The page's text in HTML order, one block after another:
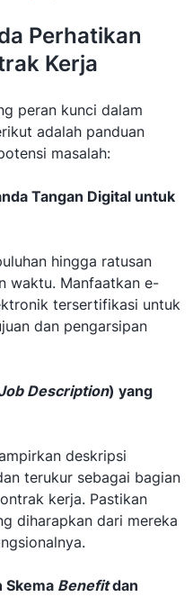
Perhatikan
Kerja
peran kunci dalam
adalah panduan
masalah:
Tangan Digital untuk
hingga ratusan
waktu. Manfaatkan e-
tersertifikasi untuk
dan pengarsipan
Description) yang
deskripsi
terukur sebagai bagian
kerja. Pastikan
diharapkan dari mereka
Skema Benefitdan